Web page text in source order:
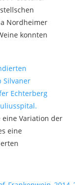
Nordheimer
konnten
eine Variation der
eine